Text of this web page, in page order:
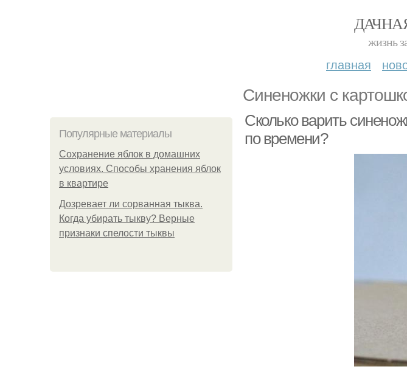
жизнь
главная
Синеножки с
Популярные материалы
Сохранение яблок в домашних
условиях. Способы хранения яблок
в квартире
Дозревает ли сорванная тыква.
Когда убирать тыкву? Верные
признаки спелости тыквы
Сколько варить
по времени?